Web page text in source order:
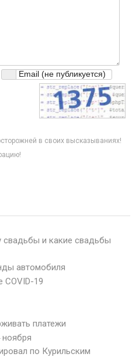
в своих высказываниях!
свадьбы и какие свадьбы
автомобиля
COVID-19
платежи
по Курильским